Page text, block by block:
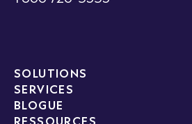
SOLUTIONS
SERVICES
BLOGUE
RESSOURCES